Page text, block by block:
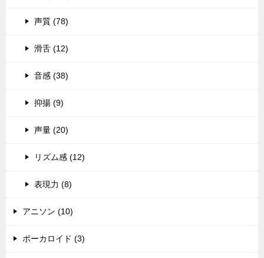
声質 (78)
滑舌 (12)
音感 (38)
抑揚 (9)
声量 (20)
リズム感 (12)
表現力 (8)
アニソン (10)
ボーカロイド (3)